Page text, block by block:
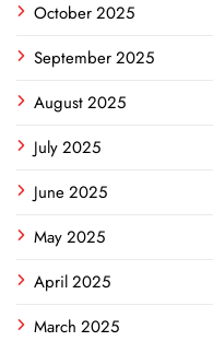
October 2025
September 2025
August 2025
July 2025
June 2025
May 2025
April 2025
March 2025